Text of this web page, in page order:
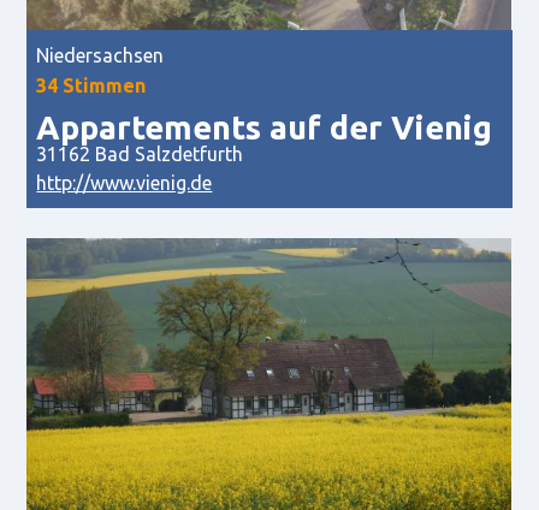
Niedersachsen
34 Stimmen
Appartements auf der Vienig
31162 Bad Salzdetfurth
http://www.vienig.de